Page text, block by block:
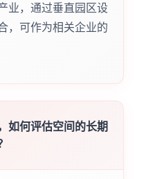
业，通过垂直园区设
，可作为相关企业的
如何评估空间的长期